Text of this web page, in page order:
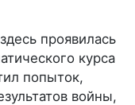
проявилась
курса
попыток,
войны,